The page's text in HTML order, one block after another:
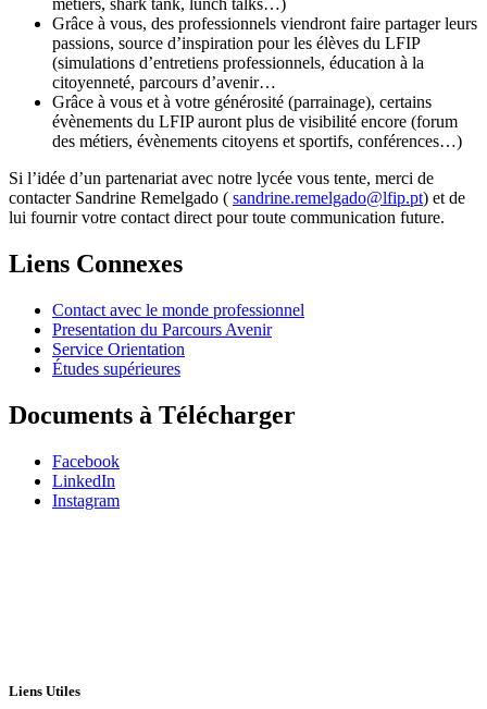
métiers, shark tank, lunch talks…)
Grâce à vous, des professionnels viendront faire partager leurs
passions, source d’inspiration pour les élèves du LFIP
(simulations d’entretiens professionnels, éducation à la
citoyenneté, parcours d’avenir…
Grâce à vous et à votre générosité (parrainage), certains
évènements du LFIP auront plus de visibilité encore (forum
des métiers, évènements citoyens et sportifs, conférences…)
Si l’idée d’un partenariat avec notre lycée vous tente, merci de
contacter Sandrine Remelgado ( sandrine.remelgado@lfip.pt) et de
lui fournir votre contact direct pour toute communication future.
Liens Connexes
Contact avec le monde professionnel
Presentation du Parcours Avenir
Service Orientation
Études supérieures
Documents à Télécharger
Facebook
LinkedIn
Instagram
Liens Utiles